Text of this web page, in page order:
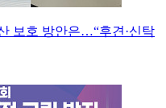
보호 방안은…“후견·신탁